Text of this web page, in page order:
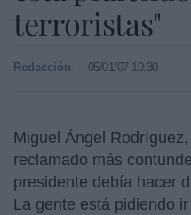
terroristas"
Redacción 05/01/07 10:30
Miguel Ángel
reclamado más
presidente debía hacer
La gente está pidiendo